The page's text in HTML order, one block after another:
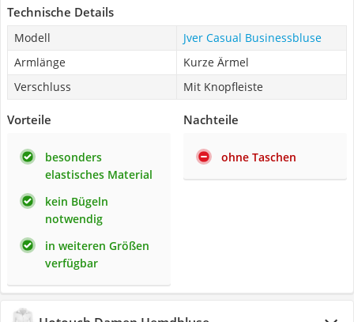
Technische Details
Modell
Jver Casual Businessbluse
Armlänge
Kurze Ärmel
Verschluss
Mit Knopfleiste
Vorteile
besonders
elastisches Material
kein Bügeln
notwendig
in weiteren Größen
verfügbar
Nachteile
ohne Taschen